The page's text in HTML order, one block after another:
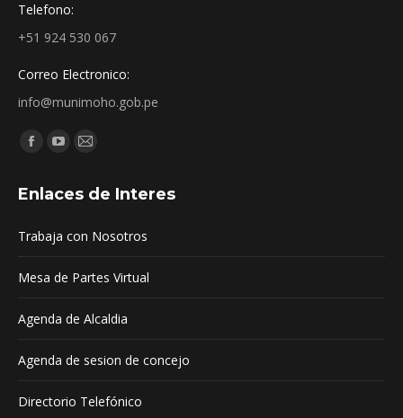
Telefono:
+51 924 530 067
Correo Electronico:
info@munimoho.gob.pe
Encuéntranos en:
Facebook
opens
new
YouTube
opens
new
Mail
opens
new
Enlaces de Interes
Trabaja con Nosotros
Mesa de Partes Virtual
Agenda de Alcaldia
Agenda de sesion de concejo
Directorio Telefónico